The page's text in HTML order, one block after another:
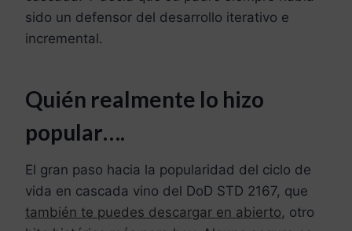
sido un defensor del desarrollo iterativo e
incremental.
Quién realmente lo hizo
popular….
El gran paso hacia la popularidad del ciclo de
vida en cascada vino del DoD STD 2167, que
también te puedes descargar en abierto, otro